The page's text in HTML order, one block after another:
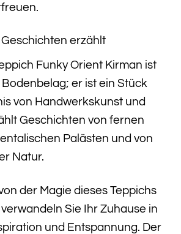
Geschichten erzählt
Funky Orient Kirman ist
er ist ein Stück
von Handwerkskunst und
Geschichten von fernen
Palästen und von
Natur.
der Magie dieses Teppichs
Sie Ihr Zuhause in
und Entspannung. Der